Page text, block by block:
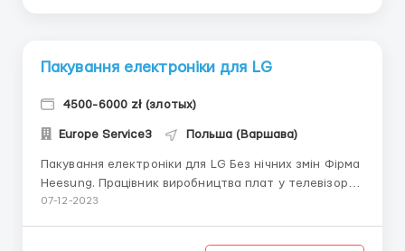
Пакування електроніки для LG
4500-6000 zł (злотых)
Europe Service3 Польша (Варшава)
Пакування електроніки для LG Без нічних змін Фірма
Heesung. Працівник виробництва плат у телевізори
LG. *Хороший варіант для людей, які хочуть знайти
07-12-2023